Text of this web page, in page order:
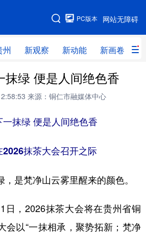
网站无障碍
PC版本
州 新观察 新动能 新画卷
网站地图
察 新动能 新画卷
领导 人事 廉政
谈 直播
阳 遵义 安顺
毕节 铜仁 黔东南
西南
抹绿 便是人间绝色香
来源：铜仁市融媒体中心
抹绿 便是人间绝色香
抹茶大会召开之际
是梵净山云雾里醒来的颜色。
，2026抹茶大会将在贵州省铜
会以“一抹相承，聚势拓新；梵净